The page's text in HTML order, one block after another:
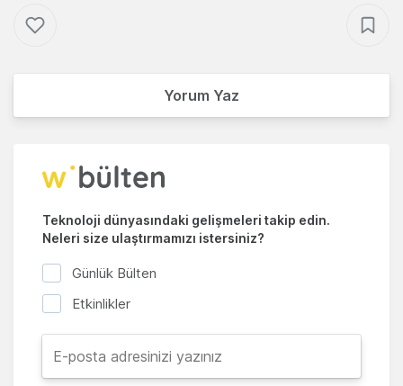
Yorum Yaz
Teknoloji dünyasındaki gelişmeleri takip edin.
Neleri size ulaştırmamızı istersiniz?
Günlük Bülten
Etkinlikler